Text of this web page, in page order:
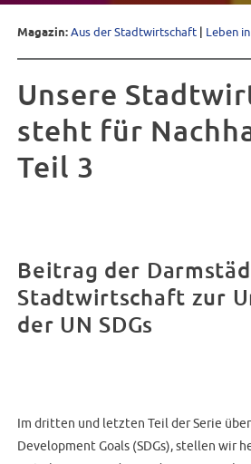
Magazin:Aus der Stadtwirtschaft | Leben
Unsere
steht für
Teil 3
Beitrag der
Stadtwirtschaft zur
der UN SDGs
Im dritten und letzten Teil der Serie
Development Goals (SDGs), stellen wir